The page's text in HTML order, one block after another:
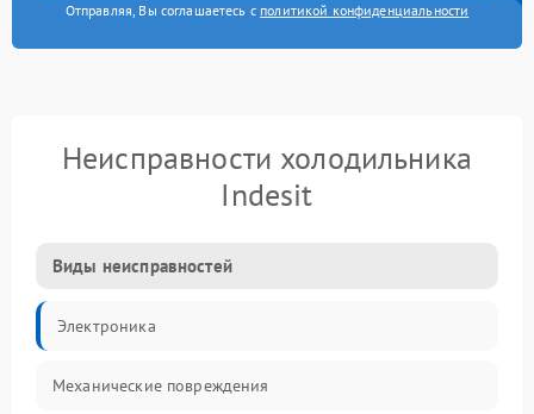
Отправляя, Вы соглашаетесь с политикой конфиденциальности
Неисправности холодильника
Indesit
Виды неисправностей
Электроника
Механические повреждения